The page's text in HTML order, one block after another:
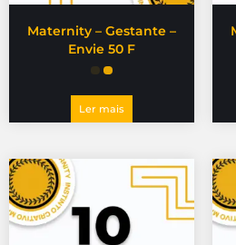
Maternity – Gestante –
Envie 50 F
Ler mais